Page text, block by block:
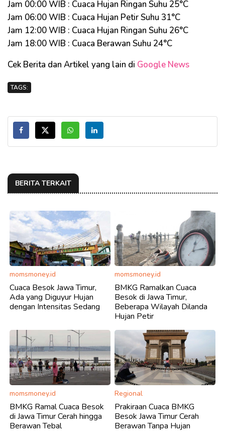
Jam 00:00 WIB : Cuaca Hujan Ringan Suhu 25°C
Jam 06:00 WIB : Cuaca Hujan Petir Suhu 31°C
Jam 12:00 WIB : Cuaca Hujan Ringan Suhu 26°C
Jam 18:00 WIB : Cuaca Berawan Suhu 24°C
Cek Berita dan Artikel yang lain di Google News
TAGS:
BERITA TERKAIT
momsmoney.id
Cuaca Besok Jawa Timur,
Ada yang Diguyur Hujan
dengan Intensitas Sedang
momsmoney.id
BMKG Ramalkan Cuaca
Besok di Jawa Timur,
Beberapa Wilayah Dilanda
Hujan Petir
momsmoney.id
BMKG Ramal Cuaca Besok
di Jawa Timur Cerah hingga
Berawan Tebal
Regional
Prakiraan Cuaca BMKG
Besok Jawa Timur Cerah
Berawan Tanpa Hujan